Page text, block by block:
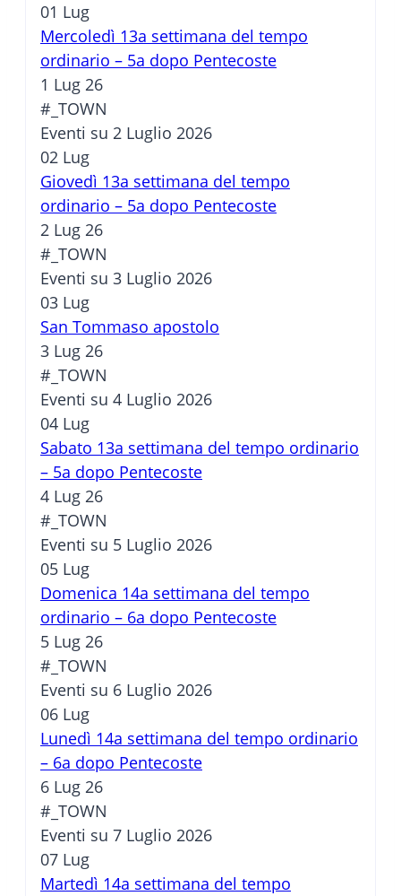
01 Lug
Mercoledì 13a settimana del tempo
ordinario – 5a dopo Pentecoste
1 Lug 26
#_TOWN
Eventi su 2 Luglio 2026
02 Lug
Giovedì 13a settimana del tempo
ordinario – 5a dopo Pentecoste
2 Lug 26
#_TOWN
Eventi su 3 Luglio 2026
03 Lug
San Tommaso apostolo
3 Lug 26
#_TOWN
Eventi su 4 Luglio 2026
04 Lug
Sabato 13a settimana del tempo ordinario
– 5a dopo Pentecoste
4 Lug 26
#_TOWN
Eventi su 5 Luglio 2026
05 Lug
Domenica 14a settimana del tempo
ordinario – 6a dopo Pentecoste
5 Lug 26
#_TOWN
Eventi su 6 Luglio 2026
06 Lug
Lunedì 14a settimana del tempo ordinario
– 6a dopo Pentecoste
6 Lug 26
#_TOWN
Eventi su 7 Luglio 2026
07 Lug
Martedì 14a settimana del tempo